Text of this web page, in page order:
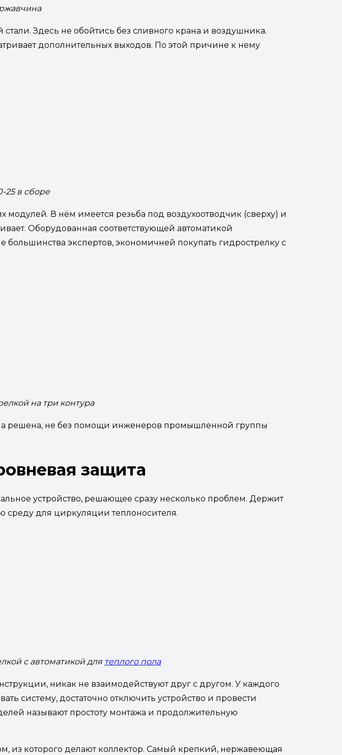
Здесь не обойтись без сливного крана и воздушника.
дополнительных выходов. По этой причине к нему
25 в сборе
В нём имеется резьба под воздухоотводчик (сверху) и
Оборудованная соответствующей автоматикой
экспертов, экономичней покупать гидрострелку с
на три контура
решена, не без помощи инженеров промышленной группы
защита
устройство, решающее сразу несколько проблем. Держит
среду для циркуляции теплоносителя.
с автоматикой для теплого пола
никак не взаимодействуют друг с другом. У каждого
систему, достаточно отключить устройство и провести
называют простоту монтажа и продолжительную
из которого делают коллектор. Самый крепкий, нержавеющая